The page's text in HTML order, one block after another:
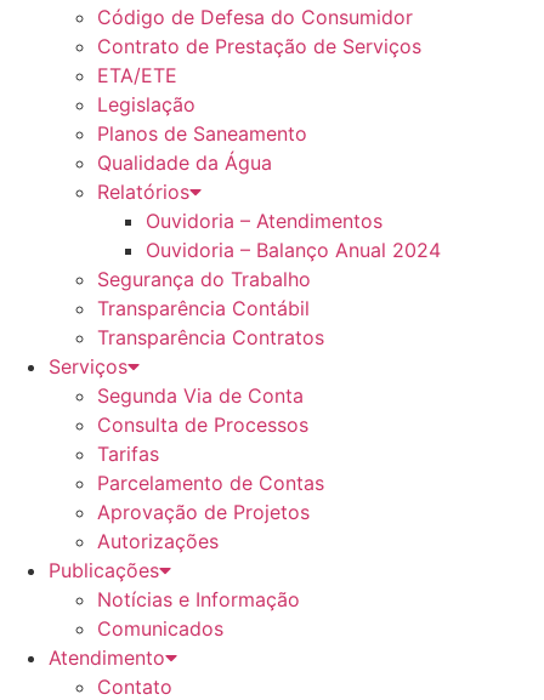
Código de Defesa do Consumidor
Contrato de Prestação de Serviços
ETA/ETE
Legislação
Planos de Saneamento
Qualidade da Água
Relatórios
Ouvidoria – Atendimentos
Ouvidoria – Balanço Anual 2024
Segurança do Trabalho
Transparência Contábil
Transparência Contratos
Serviços
Segunda Via de Conta
Consulta de Processos
Tarifas
Parcelamento de Contas
Aprovação de Projetos
Autorizações
Publicações
Notícias e Informação
Comunicados
Atendimento
Contato